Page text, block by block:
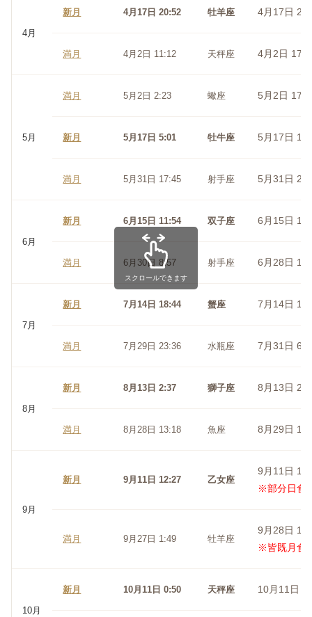
4月
新月 4月17日 20:52 牡羊座 4月17日
満月 4月2日 11:12 天秤座 4月2日
5月
満月 5月2日 2:23 蠍座 5月2日
新月 5月17日 5:01 牡牛座 5月17日
満月 5月31日 17:45 射手座 5月31日
6月
新月 6月15日 11:54 双子座 6月15日
満月 6月30日 8:57 射手座 6月28日
7月
新月 7月14日 18:44 蟹座 7月14日
満月 7月29日 23:36 水瓶座 7月31日
8月
新月 8月13日 2:37 獅子座 8月13日
満月 8月28日 13:18 魚座 8月29日
9月
新月 9月11日 12:27 乙女座
9月11日
※部分日食
満月 9月27日 1:49 牡羊座
9月28日
※皆既月食
10月
新月 10月11日 0:50 天秤座 10月11日
スクロールできます